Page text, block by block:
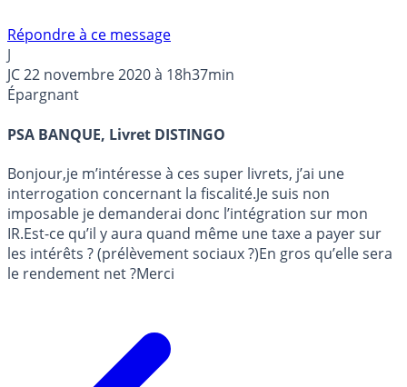
Répondre à ce message
J
JC22 novembre 2020 à 18h37min
Épargnant
PSA BANQUE, Livret DISTINGO
Bonjour,je m’intéresse à ces super livrets, j’ai une
interrogation concernant la fiscalité.Je suis non
imposable je demanderai donc l’intégration sur mon
IR.Est-ce qu’il y aura quand même une taxe a payer sur
les intérêts ? (prélèvement sociaux ?)En gros qu’elle sera
le rendement net ?Merci